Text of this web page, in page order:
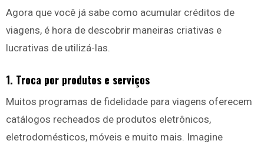
Agora que você já sabe como acumular créditos de
viagens, é hora de descobrir maneiras criativas e
lucrativas de utilizá-las.
1. Troca por produtos e serviços
Muitos programas de fidelidade para viagens oferecem
catálogos recheados de produtos eletrônicos,
eletrodomésticos, móveis e muito mais. Imagine